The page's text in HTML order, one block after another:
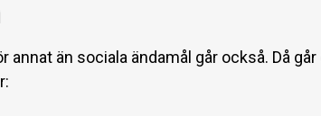
annat än sociala ändamål går också. Då går